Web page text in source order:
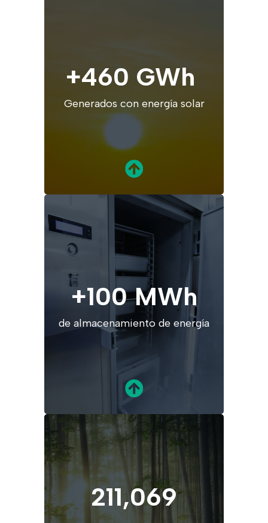
+460 GWh
Generados con energía solar
+100 MWh
de almacenamiento de energía
211,069